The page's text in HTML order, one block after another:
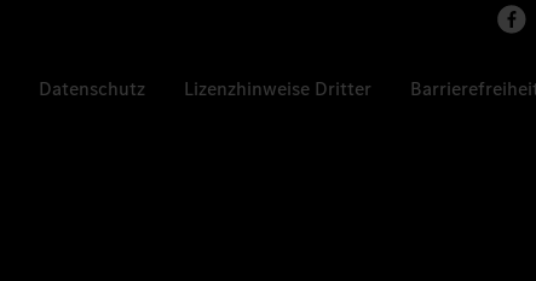
Datenschutz Lizenzhinweise Dritter